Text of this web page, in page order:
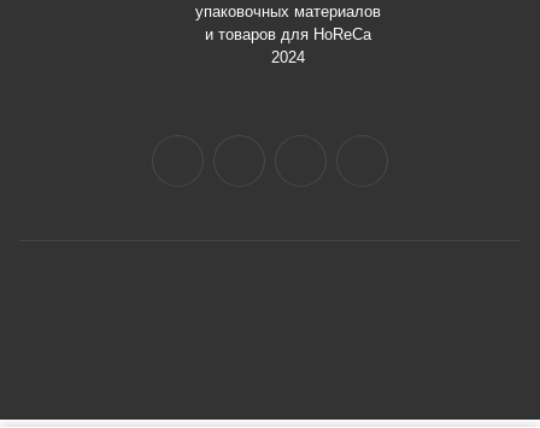
упаковочных материалов
и товаров для HoReCa
2024